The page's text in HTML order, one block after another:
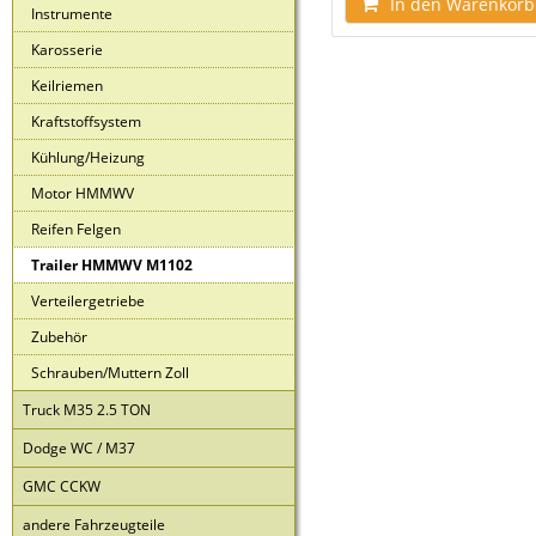
Instrumente
Karosserie
Keilriemen
Kraftstoffsystem
Kühlung/Heizung
Motor HMMWV
Reifen Felgen
Trailer HMMWV M1102
Verteilergetriebe
Zubehör
Schrauben/Muttern Zoll
Truck M35 2.5 TON
Dodge WC / M37
GMC CCKW
andere Fahrzeugteile